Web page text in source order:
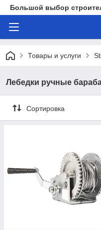
Большой выбор
Товары и услуги
Лебедки ручные
Сортировка